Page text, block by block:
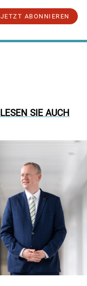
JETZT ABONNIEREN
LESEN SIE AUCH